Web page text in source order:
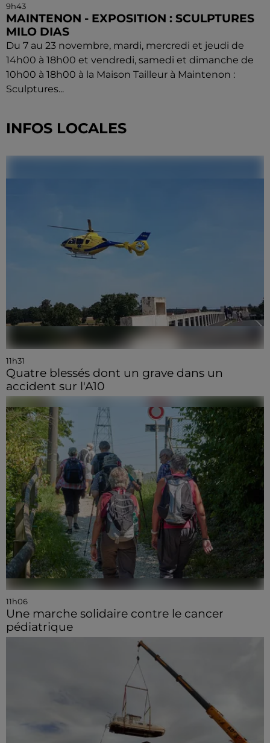
9h43
MAINTENON - EXPOSITION : SCULPTURES
MILO DIAS
Du 7 au 23 novembre, mardi, mercredi et jeudi de
14h00 à 18h00 et vendredi, samedi et dimanche de
10h00 à 18h00 à la Maison Tailleur à Maintenon :
Sculptures...
INFOS LOCALES
11h31
Quatre blessés dont un grave dans un
accident sur l'A10
11h06
Une marche solidaire contre le cancer
pédiatrique